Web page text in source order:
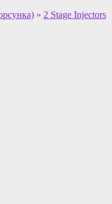
» 2 Stage Injectors